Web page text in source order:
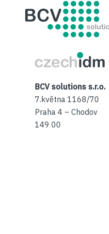
BCV solutions s.r.o.
7.května 1168/70
Praha 4 – Chodov
149 00